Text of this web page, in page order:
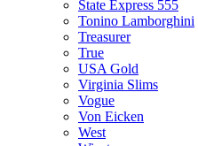
State Express 555
Tonino Lamborghini
Treasurer
True
USA Gold
Virginia Slims
Vogue
Von Eicken
West